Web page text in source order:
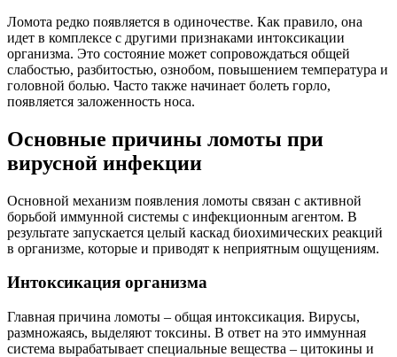
Ломота редко появляется в одиночестве. Как правило, она
идет в комплексе с другими признаками интоксикации
организма. Это состояние может сопровождаться общей
слабостью, разбитостью, ознобом, повышением температура и
головной болью. Часто также начинает болеть горло,
появляется заложенность носа.
Основные причины ломоты при
вирусной инфекции
Основной механизм появления ломоты связан с активной
борьбой иммунной системы с инфекционным агентом. В
результате запускается целый каскад биохимических реакций
в организме, которые и приводят к неприятным ощущениям.
Интоксикация организма
Главная причина ломоты – общая интоксикация. Вирусы,
размножаясь, выделяют токсины. В ответ на это иммунная
система вырабатывает специальные вещества – цитокины и